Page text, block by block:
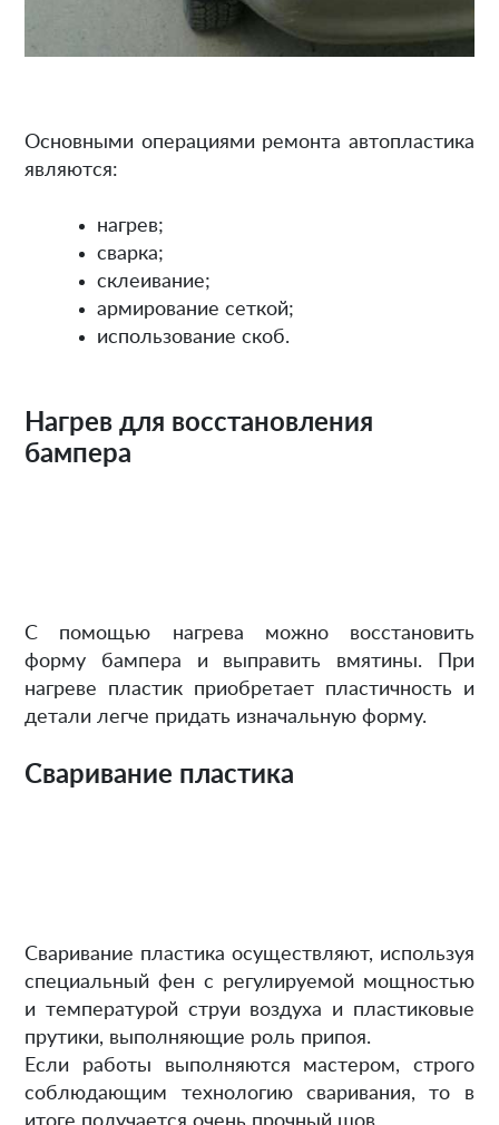
Основными операциями ремонта автопластика
являются:
нагрев;
сварка;
склеивание;
армирование сеткой;
использование скоб.
Нагрев для восстановления
бампера
С помощью нагрева можно восстановить
форму бампера и выправить вмятины. При
нагреве пластик приобретает пластичность и
детали легче придать изначальную форму.
Сваривание пластика
Сваривание пластика осуществляют, используя
специальный фен с регулируемой мощностью
и температурой струи воздуха и пластиковые
прутики, выполняющие роль припоя.
Если работы выполняются мастером, строго
соблюдающим технологию сваривания, то в